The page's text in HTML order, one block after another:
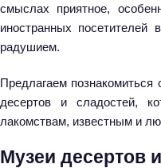
смыслах приятное,
иностранных посетителей
радушием.
Предлагаем
десертов и сладостей,
лакомствам, известным и
Музеи десертов